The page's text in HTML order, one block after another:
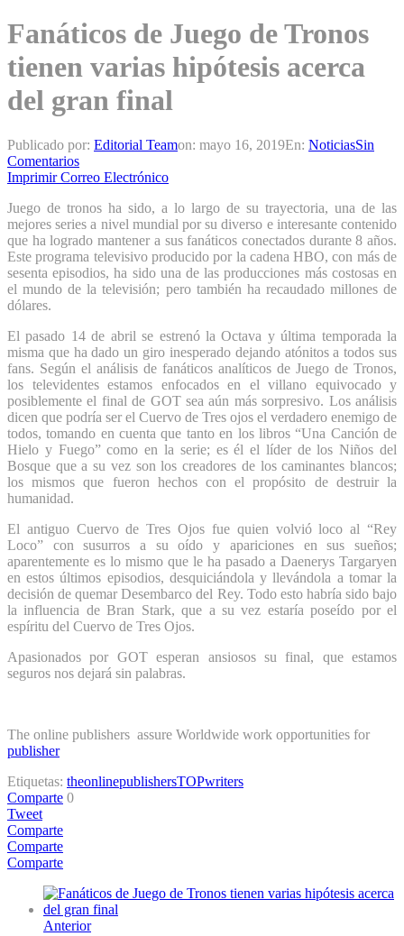
Fanáticos de Juego de Tronos
tienen varias hipótesis acerca
del gran final
Publicado por: Editorial Teamon: mayo 16, 2019En: NoticiasSin
Comentarios
Imprimir Correo Electrónico
Juego de tronos ha sido, a lo largo de su trayectoria, una de las
mejores series a nivel mundial por su diverso e interesante contenido
que ha logrado mantener a sus fanáticos conectados durante 8 años.
Este programa televisivo producido por la cadena HBO, con más de
sesenta episodios, ha sido una de las producciones más costosas en
el mundo de la televisión; pero también ha recaudado millones de
dólares.
El pasado 14 de abril se estrenó la Octava y última temporada la
misma que ha dado un giro inesperado dejando atónitos a todos sus
fans. Según el análisis de fanáticos analíticos de Juego de Tronos,
los televidentes estamos enfocados en el villano equivocado y
posiblemente el final de GOT sea aún más sorpresivo. Los análisis
dicen que podría ser el Cuervo de Tres ojos el verdadero enemigo de
todos, tomando en cuenta que tanto en los libros “Una Canción de
Hielo y Fuego” como en la serie; es él el líder de los Niños del
Bosque que a su vez son los creadores de los caminantes blancos;
los mismos que fueron hechos con el propósito de destruir la
humanidad.
El antiguo Cuervo de Tres Ojos fue quien volvió loco al “Rey
Loco” con susurros a su oído y apariciones en sus sueños;
aparentemente es lo mismo que le ha pasado a Daenerys Targaryen
en estos últimos episodios, desquiciándola y llevándola a tomar la
decisión de quemar Desembarco del Rey. Todo esto habría sido bajo
la influencia de Bran Stark, que a su vez estaría poseído por el
espíritu del Cuervo de Tres Ojos.
Apasionados por GOT esperan ansiosos su final, que estamos
seguros nos dejará sin palabras.
The online publishers assure Worldwide work opportunities for
publisher
Etiquetas: theonlinepublishersTOPwriters
Comparte 0
Tweet
Comparte
Comparte
Comparte
Anterior